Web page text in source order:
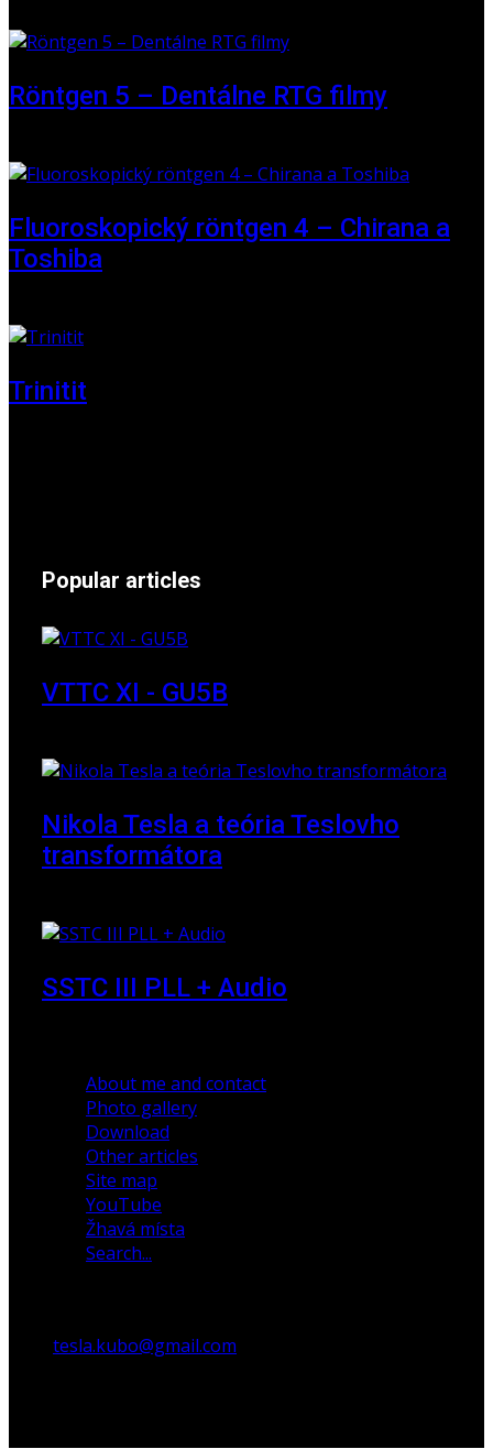
Röntgen 5 – Dentálne RTG filmy
Fluoroskopický röntgen 4 – Chirana a
Toshiba
Trinitit
Popular articles
VTTC XI - GU5B
Nikola Tesla a teória Teslovho
transformátora
SSTC III PLL + Audio
About me and contact
Photo gallery
Download
Other articles
Site map
YouTube
Žhavá místa
Search...
tesla.kubo@gmail.com